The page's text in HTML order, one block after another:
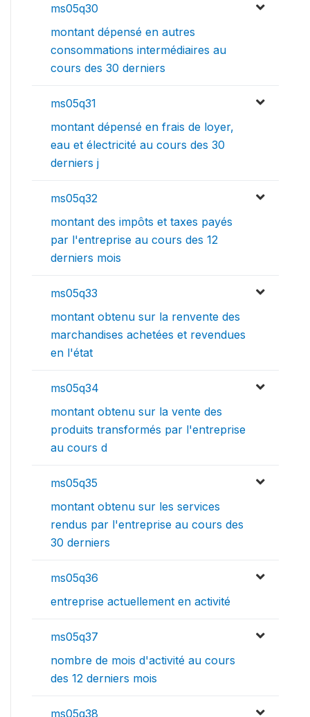
ms05q30
montant dépensé en autres
consommations intermédiaires au
cours des 30 derniers
ms05q31
montant dépensé en frais de loyer,
eau et électricité au cours des 30
derniers j
ms05q32
montant des impôts et taxes payés
par l'entreprise au cours des 12
derniers mois
ms05q33
montant obtenu sur la renvente des
marchandises achetées et revendues
en l'état
ms05q34
montant obtenu sur la vente des
produits transformés par l'entreprise
au cours d
ms05q35
montant obtenu sur les services
rendus par l'entreprise au cours des
30 derniers
ms05q36
entreprise actuellement en activité
ms05q37
nombre de mois d'activité au cours
des 12 derniers mois
ms05q38